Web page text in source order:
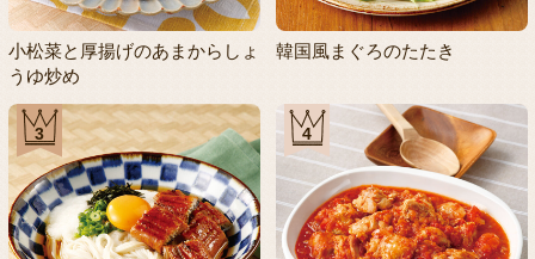
小松菜と厚揚げのあまからしょ
うゆ炒め
韓国風まぐろのたたき
3 4